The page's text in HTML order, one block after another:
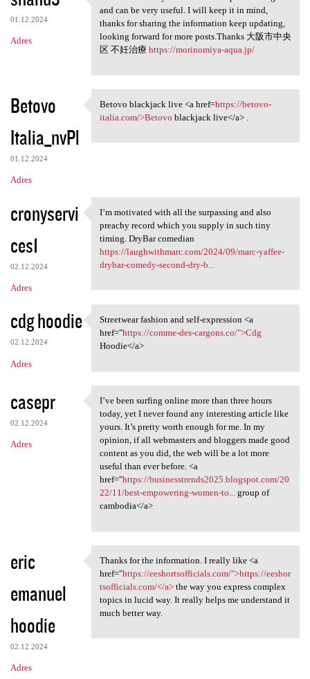
01.12.2024
Adres
All the contents you
and can be very useful. I will keep it in mind,
thanks for sharing the information keep updating,
looking forward for more posts.Thanks 大阪市中央
区 不妊治療 https://morinomiya-aqua.jp/
Betovo
Italia_nvPl
01.12.2024
Adres
Betovo blackjack live <a href
Betovo blackjack live <a href=https://betovo-
italia.com/>Betovo blackjack live</a> .
cronyservi
ces1
02.12.2024
Adres
I’m motivated with all the
I’m motivated with all the surpassing and also
preachy record which you supply in such tiny
timing. DryBar comedian
https://laughwithmarc.com/2024/09/marc-yaffee-
drybar-comedy-second-dry-b...
cdg hoodie
02.12.2024
Adres
Streetwear fashion and self
Streetwear fashion and self-expression <a
href="https://comme-des-cargons.co/">Cdg
Hoodie</a>
casepr
02.12.2024
Adres
I’ve been surfing online more
I’ve been surfing online more than three hours
today, yet I never found any interesting article like
yours. It’s pretty worth enough for me. In my
opinion, if all webmasters and bloggers made good
content as you did, the web will be a lot more
useful than ever before. <a
href="https://businesstrends2025.blogspot.com/20
22/11/best-empowering-women-to...
group of
cambodia</a>
eric
emanuel
hoodie
02.12.2024
Adres
Thanks for the information. I
Thanks for the information. I really like <a
href="https://eeshortsofficials.com/">https://eeshor
tsofficials.com/</a>the way you express complex
topics in lucid way. It really helps me understand it
much better way.